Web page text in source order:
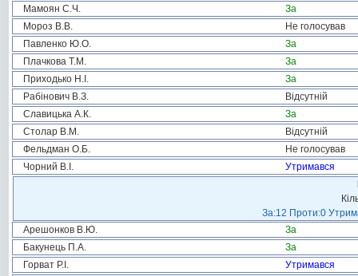
Мамоян С.Ч.
За
Мороз В.В.
Не голосував
Павленко Ю.О.
За
Плачкова Т.М.
За
Приходько Н.І.
За
Рабінович В.З.
Відсутній
Славицька А.К.
За
Столар В.М.
Відсутній
Фельдман О.Б.
Не голосував
Чорний В.І.
Утримався
За:12 Проти:0
Арешонков В.Ю.
За
Бакунець П.А.
За
Горват Р.І.
Утримався